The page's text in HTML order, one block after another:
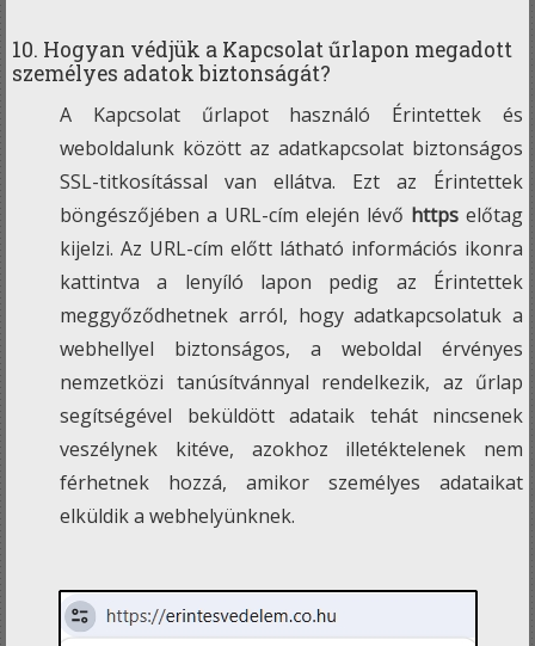
10. Hogyan védjük a Kapcsolat űrlapon megadott
személyes adatok biztonságát?
A Kapcsolat űrlapot használó Érintettek és
weboldalunk között az adatkapcsolat biztonságos
SSL-titkosítással van ellátva. Ezt az Érintettek
böngészőjében a URL-cím elején lévő https előtag
kijelzi. Az URL-cím előtt látható információs ikonra
kattintva a lenyíló lapon pedig az Érintettek
meggyőződhetnek arról, hogy adatkapcsolatuk a
webhellyel biztonságos, a weboldal érvényes
nemzetközi tanúsítvánnyal rendelkezik, az űrlap
segítségével beküldött adataik tehát nincsenek
veszélynek kitéve, azokhoz illetéktelenek nem
férhetnek hozzá, amikor személyes adataikat
elküldik a webhelyünknek.